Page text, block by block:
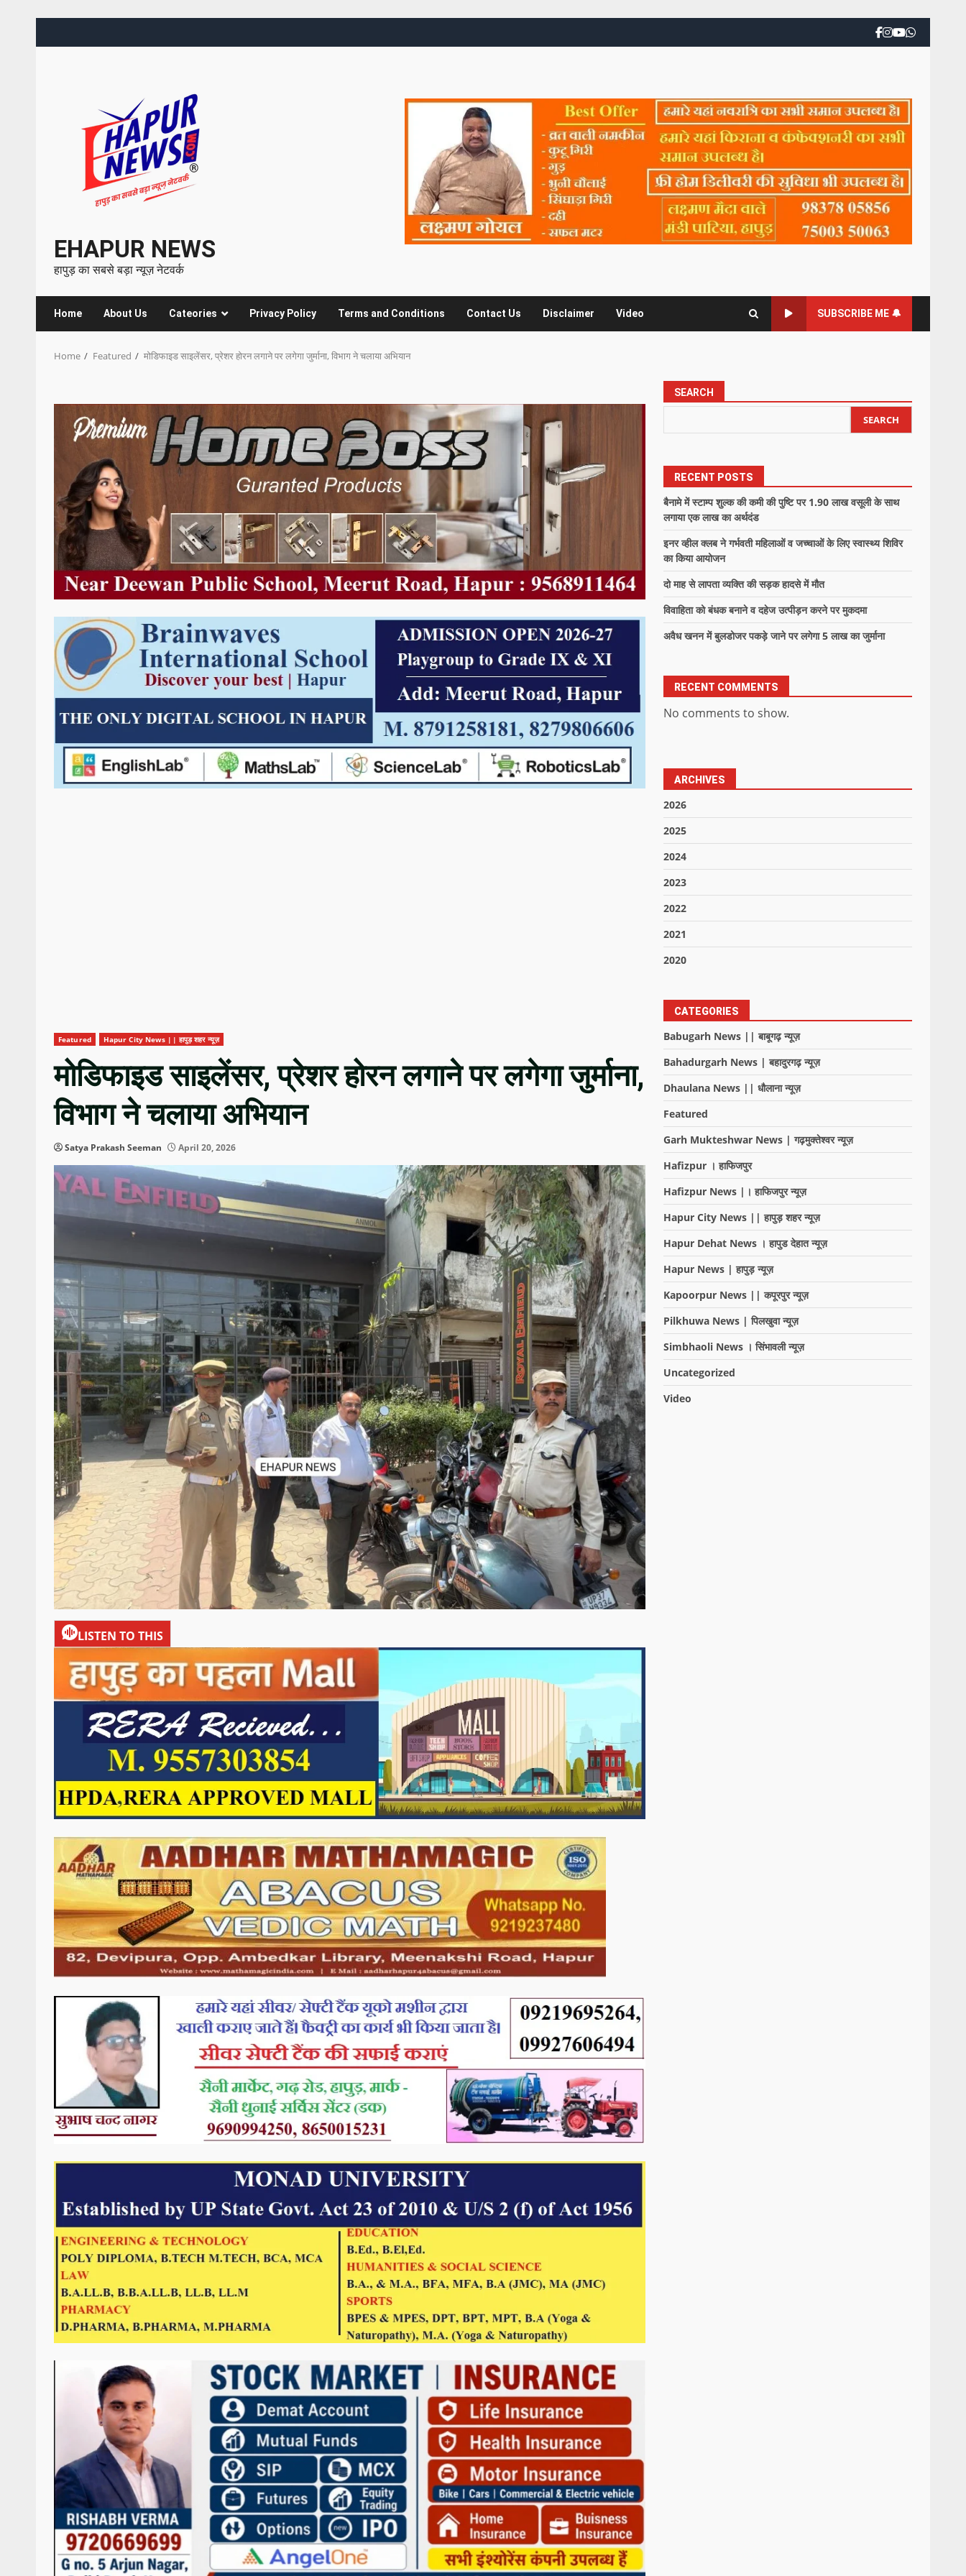
EHAPUR NEWS
हापुड़ का सबसे बड़ा न्यूज़ नेटवर्क
Home About Us Cateories Privacy Policy Terms and Conditions Contact Us Disclaimer Video SUBSCRIBE ME 🔔
Home Featured मोडिफाइड साइलेंसर, प्रेशर होरन लगाने पर लगेगा जुर्माना, विभाग ने चलाया अभियान
Featured Hapur City News || हापुड़ शहर न्यूज़
मोडिफाइड साइलेंसर, प्रेशर होरन लगाने पर लगेगा जुर्माना,
विभाग ने चलाया अभियान
Satya Prakash Seeman April 20, 2026
LISTEN TO THIS
SEARCH
SEARCH
RECENT POSTS
बैनामे में स्टाम्प शुल्क की कमी की पुष्टि पर 1.90 लाख वसूली के साथ
लगाया एक लाख का अर्थदंड
इनर व्हील क्लब ने गर्भवती महिलाओं व जच्चाओं के लिए स्वास्थ्य शिविर
का किया आयोजन
दो माह से लापता व्यक्ति की सड़क हादसे में मौत
विवाहिता को बंधक बनाने व दहेज उत्पीड़न करने पर मुकदमा
अवैध खनन में बुलडोजर पकड़े जाने पर लगेगा 5 लाख का जुर्माना
RECENT COMMENTS
No comments to show.
ARCHIVES
2026
2025
2024
2023
2022
2021
2020
CATEGORIES
Babugarh News || बाबूगढ़ न्यूज़
Bahadurgarh News | बहादुरगढ़ न्यूज़
Dhaulana News || धौलाना न्यूज़
Featured
Garh Mukteshwar News | गढ़मुक्तेश्वर न्यूज़
Hafizpur । हाफिजपुर
Hafizpur News |। हाफिजपुर न्यूज़
Hapur City News || हापुड़ शहर न्यूज़
Hapur Dehat News । हापुड देहात न्यूज़
Hapur News | हापुड़ न्यूज़
Kapoorpur News || कपूरपुर न्यूज़
Pilkhuwa News | पिलखुवा न्यूज़
Simbhaoli News । सिंभावली न्यूज़
Uncategorized
Video